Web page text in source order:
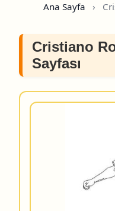
Ana Sayfa ›
Cristiano
Sayfası